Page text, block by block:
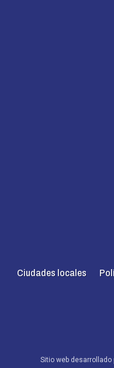
Ciudades locales
Sitio web desarrollado